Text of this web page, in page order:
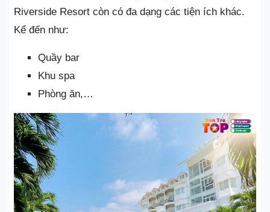
Riverside Resort còn có đa dạng các tiện ích khác.
Kể đến như:
Quầy bar
Khu spa
Phòng ăn,…